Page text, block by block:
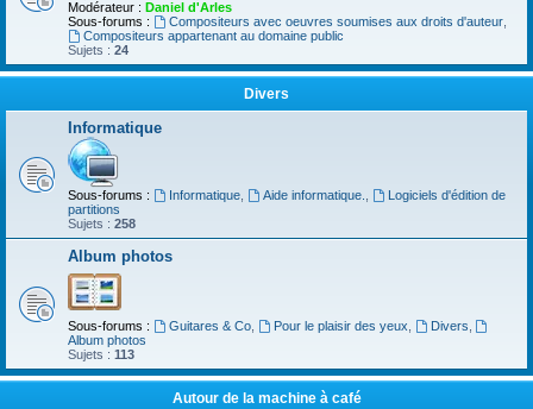
Modérateur : Daniel d'Arles
Sous-forums :
Compositeurs avec oeuvres soumises aux droits d'auteur,
Compositeurs appartenant au domaine public
Sujets : 24
Divers
Informatique
Sous-forums : Informatique, Aide informatique.
Logiciels d'édition de
partitions
Sujets : 258
Album photos
Sous-forums : Guitares & Co, Pour le plaisir des yeux Divers
Album photos
Sujets : 113
Autour de la machine à café